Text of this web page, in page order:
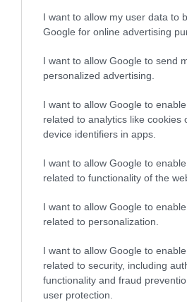
I want to allow my user data to
Google for online advertising
I want to allow Google to send
personalized advertising.
I want to allow Google to
related to analytics like cookies
device identifiers in apps.
I want to allow Google to
related to functionality of the
I want to allow Google to
related to personalization.
I want to allow Google to
related to security, including
functionality and fraud
user protection.
διαδίκτυο
ΑΑΔΕ: Διευκρινίσεις
για τα πρόστιμα σε
παραβάσεις που
αφορούν τους ΦΗΜ
31.07.2026
Σ. Καλαφάτης: «Η
Τεχνητή Νοημοσύνη
δεν είναι απλώς μια
μια νέα βιομηχανική
επανάσταση»
για τη χρηματοδότηση
των ελληνικών
επιχειρήσεων στον
Η πιο ταξιδιάρικη
βαλίτσα του φετινού
καλοκαιριού έχει την